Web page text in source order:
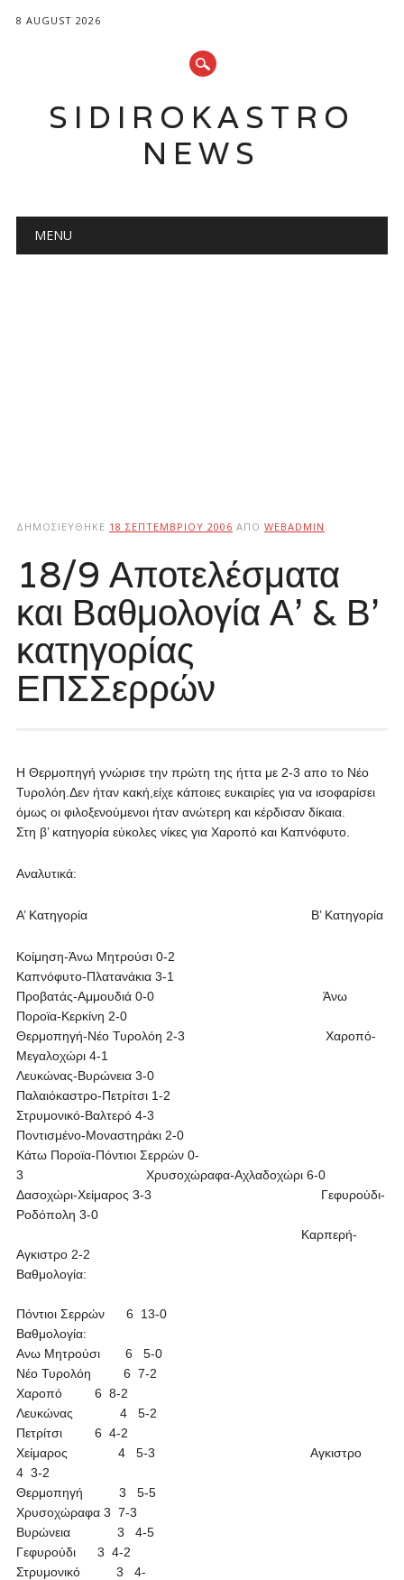
8 AUGUST 2026
SIDIROKASTRO
NEWS
Main menu
MENU
ΔΗΜΟΣΙΕΎΘΗΚΕ 18 ΣΕΠΤΕΜΒΡΊΟΥ 2006 ΑΠΌ WEBADMIN
18/9 Αποτελέσματα
και Βαθμολογία Α’ & Β’
κατηγορίας
ΕΠΣΣερρών
Η Θερμοπηγή γνώρισε την πρώτη της ήττα με 2-3 απο το Νέο
Τυρολόη.Δεν ήταν κακή,είχε κάποιες ευκαιρίες για να ισοφαρίσει
όμως οι φιλοξενούμενοι ήταν ανώτερη και κέρδισαν δίκαια.
Στη β’ κατηγορία εύκολες νίκες για Χαροπό και Καπνόφυτο.
Αναλυτικά:
Α’ Κατηγορία Β’ Κατηγορία
Κοίμηση-Άνω Μητρούσι 0-2
Καπνόφυτο-Πλατανάκια 3-1
Προβατάς-Αμμουδιά 0-0 Άνω
Ποροϊα-Κερκίνη 2-0
Θερμοπηγή-Νέο Τυρολόη 2-3 Χαροπό-
Μεγαλοχώρι 4-1
Λευκώνας-Βυρώνεια 3-0
Παλαιόκαστρο-Πετρίτσι 1-2
Στρυμονικό-Βαλτερό 4-3
Ποντισμένο-Μοναστηράκι 2-0
Κάτω Ποροϊα-Πόντιοι Σερρών 0-
3 Χρυσοχώραφα-Αχλαδοχώρι 6-0
Δασοχώρι-Χείμαρος 3-3 Γεφυρούδι-
Ροδόπολη 3-0
Καρπερή-
Αγκιστρο 2-2
Βαθμολογία:
Πόντιοι Σερρών 6 13-0
Βαθμολογία:
Ανω Μητρούσι 6 5-0
Νέο Τυρολόη 6 7-2
Χαροπό 6 8-2
Λευκώνας 4 5-2
Πετρίτσι 6 4-2
Χείμαρος 4 5-3 Αγκιστρο
4 3-2
Θερμοπηγή 3 5-5
Χρυσοχώραφα 3 7-3
Βυρώνεια 3 4-5
Γεφυρούδι 3 4-2
Στρυμονικό 3 4-